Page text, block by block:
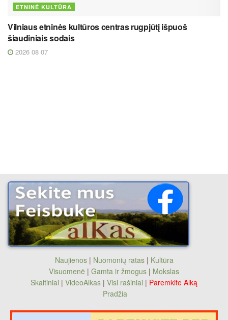
ETNINĖ KULTŪRA
Vilniaus etninės kultūros centras rugpjūtį išpuoš
šiaudiniais sodais
2026 08 07
Naujienos| Nuomonių ratas| Kultūra
Visuomenė | Gamta ir žmogus | Mokslas
Skaitiniai | VideoAlkas | Visi rašiniai | Paremkite Alką
Pradžia